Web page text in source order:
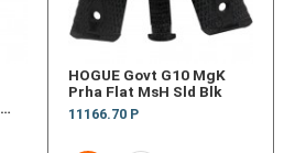
HOGUE Govt G10 MgK
Prha Flat MsH Sld Blk
11166.70 Р